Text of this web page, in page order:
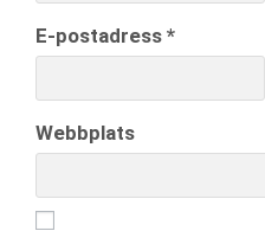
E-postadress *
Webbplats